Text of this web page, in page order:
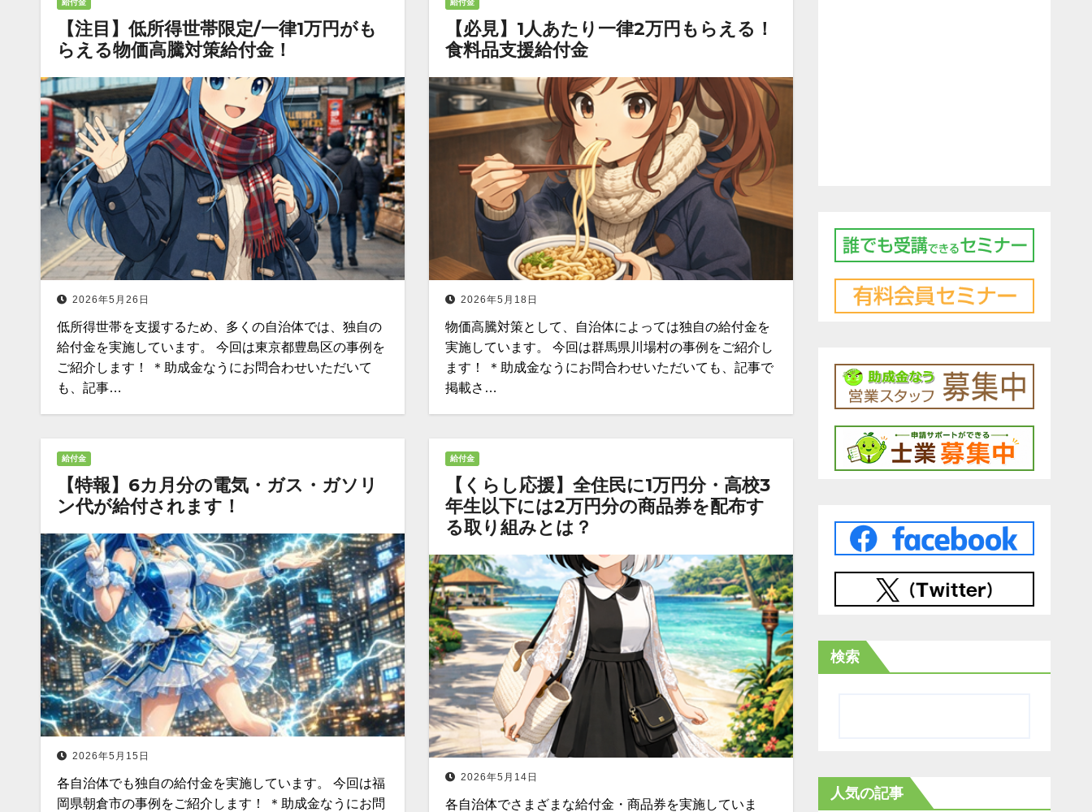
給付金
【注目】低所得世帯限定/一律1万円がも
らえる物価高騰対策給付金！
2026年5月26日
低所得世帯を支援するため、多くの自治体では、独自の
給付金を実施しています。 今回は東京都豊島区の事例を
ご紹介します！ ＊助成金なうにお問合わせいただいて
も、記事…
給付金
【必見】1人あたり一律2万円もらえる！
食料品支援給付金
2026年5月18日
物価高騰対策として、自治体によっては独自の給付金を
実施しています。 今回は群馬県川場村の事例をご紹介し
ます！ ＊助成金なうにお問合わせいただいても、記事で
掲載さ…
給付金
【特報】6カ月分の電気・ガス・ガソリ
ン代が給付されます！
2026年5月15日
各自治体でも独自の給付金を実施しています。 今回は福
岡県朝倉市の事例をご紹介します！ ＊助成金なうにお問
給付金
【くらし応援】全住民に1万円分・高校3
年生以下には2万円分の商品券を配布す
る取り組みとは？
2026年5月14日
各自治体でさまざまな給付金・商品券を実施していま
検索
人気の記事